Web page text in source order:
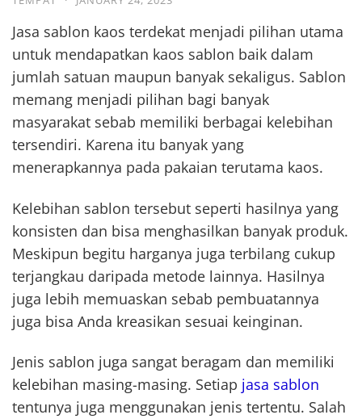
Jasa sablon kaos terdekat menjadi pilihan utama
untuk mendapatkan kaos sablon baik dalam
jumlah satuan maupun banyak sekaligus. Sablon
memang menjadi pilihan bagi banyak
masyarakat sebab memiliki berbagai kelebihan
tersendiri. Karena itu banyak yang
menerapkannya pada pakaian terutama kaos.
Kelebihan sablon tersebut seperti hasilnya yang
konsisten dan bisa menghasilkan banyak produk.
Meskipun begitu harganya juga terbilang cukup
terjangkau daripada metode lainnya. Hasilnya
juga lebih memuaskan sebab pembuatannya
juga bisa Anda kreasikan sesuai keinginan.
Jenis sablon juga sangat beragam dan memiliki
kelebihan masing-masing. Setiap jasa sablon
tentunya juga menggunakan jenis tertentu. Salah